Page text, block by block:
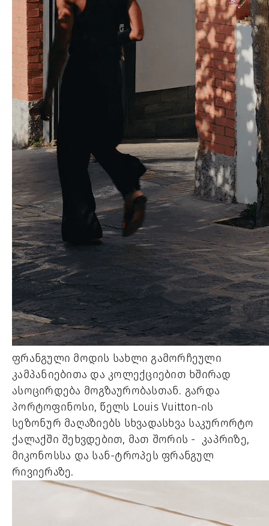
ფრანგული მოდის სახლი გამორჩეული
კამპანიებითა და კოლექციებით ხშირად
ასოცირდება მოგზაურობასთან. გარდა
პორტოფინოსი, წელს Louis Vuitton-ის
სეზონურ მაღაზიებს სხვადასხვა საკურორტო
ქალაქში შეხვდებით, მათ შორის - კაპრიზე,
მიკონოსსა და სან-ტროპეს ფრანგულ
რივიერაზე.